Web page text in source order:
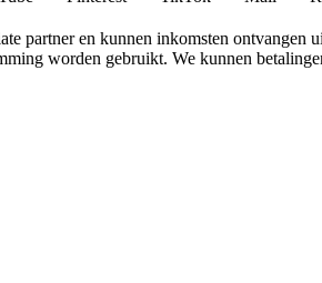
partner en kunnen inkomsten ontvangen
worden gebruikt. We kunnen